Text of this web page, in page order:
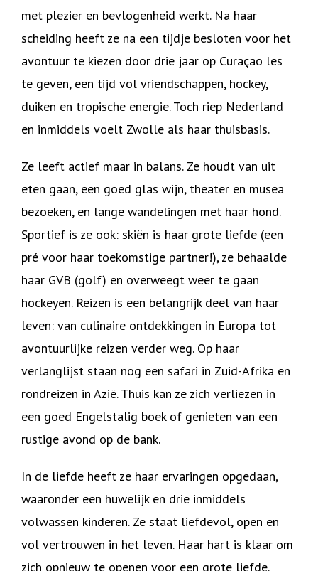
met plezier en bevlogenheid werkt. Na haar
scheiding heeft ze na een tijdje besloten voor het
avontuur te kiezen door drie jaar op Curaçao les
te geven, een tijd vol vriendschappen, hockey,
duiken en tropische energie. Toch riep Nederland
en inmiddels voelt Zwolle als haar thuisbasis.
Ze leeft actief maar in balans. Ze houdt van uit
eten gaan, een goed glas wijn, theater en musea
bezoeken, en lange wandelingen met haar hond.
Sportief is ze ook: skiën is haar grote liefde (een
pré voor haar toekomstige partner!), ze behaalde
haar GVB (golf) en overweegt weer te gaan
hockeyen. Reizen is een belangrijk deel van haar
leven: van culinaire ontdekkingen in Europa tot
avontuurlijke reizen verder weg. Op haar
verlanglijst staan nog een safari in Zuid-Afrika en
rondreizen in Azië. Thuis kan ze zich verliezen in
een goed Engelstalig boek of genieten van een
rustige avond op de bank.
In de liefde heeft ze haar ervaringen opgedaan,
waaronder een huwelijk en drie inmiddels
volwassen kinderen. Ze staat liefdevol, open en
vol vertrouwen in het leven. Haar hart is klaar om
zich opnieuw te openen voor een grote liefde.